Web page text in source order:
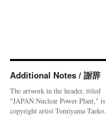
Additional Notes / 謝辞
The artwork in the header, titled
"JAPAN:Nuclear Power Plant," is
copyright artist Tomiyama Taeko.